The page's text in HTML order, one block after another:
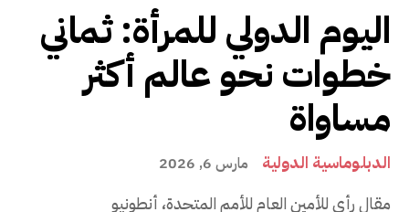
اليوم الدولي للمرأة: ثماني
خطوات نحو عالم أكثر
مساواة
الدبلوماسية الدولية مارس 6, 2026
مقال رأي للأمين العام للأمم المتحدة، أنطونيو